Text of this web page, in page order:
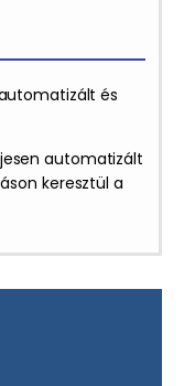
és
automatizált
keresztül a